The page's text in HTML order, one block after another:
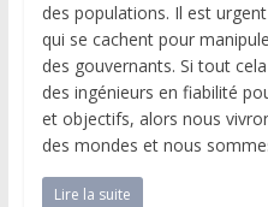
des populations. Il est
qui se cachent pour
des gouvernants. Si tout
des ingénieurs en fiabilité
et objectifs, alors nous
des mondes et nous
Lire la suite